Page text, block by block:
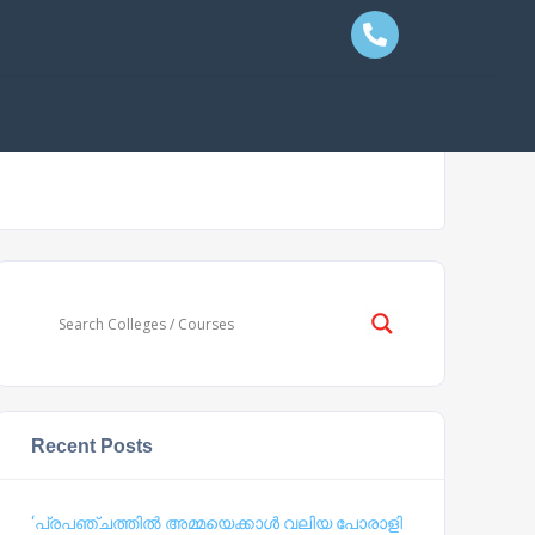
Recent Posts
‘പ്രപഞ്ചത്തില്‍ അമ്മയെക്കാള്‍ വലിയ പോരാളി